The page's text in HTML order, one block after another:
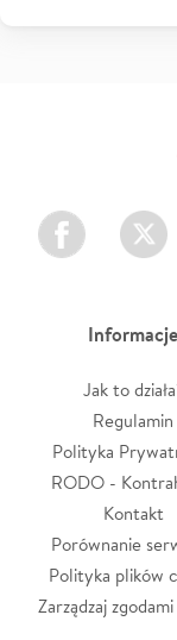
Facebook Twitter
Informacje
Jak to
Regulamin
Polityka
RODO -
Kontakt
Porównanie
Polityka plików
Zarządzaj